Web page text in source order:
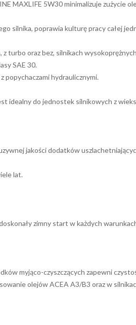
MAXLIFE 5W30 minimalizuje zużycie
silnika, poprawia kulturę pracy całej
oraz bez, silnikach
SAE 30.
popychaczami hydraulicznymi.
idealny do jednostek silnikowych z
jakości dodatków
lat.
zimny start w każdych
myjąco-czyszczących zapewni
olejów ACEA A3/B3 oraz w